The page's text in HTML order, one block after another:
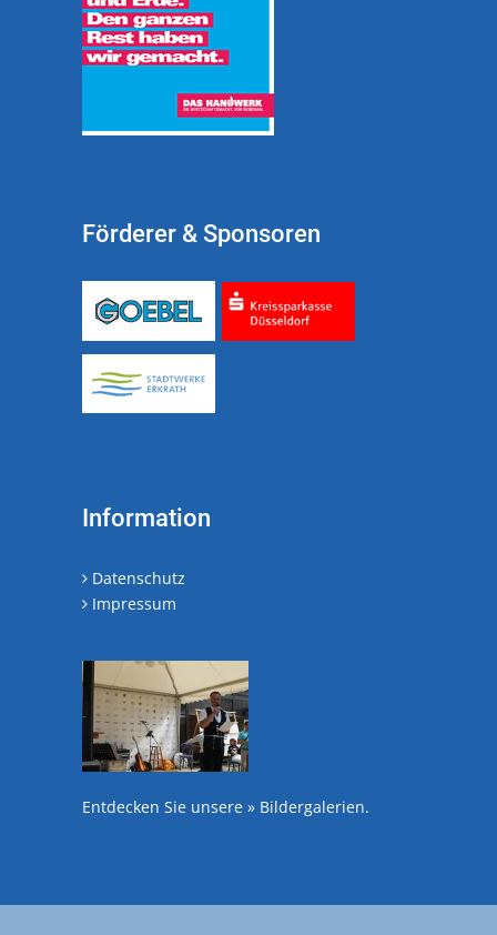
Förderer & Sponsoren
Information
Datenschutz
Impressum
Entdecken Sie unsere » Bildergalerien.